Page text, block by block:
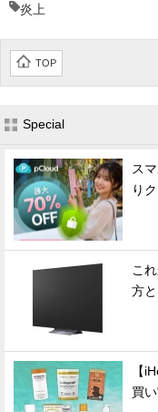
炎上
TOP
Special
ス
り
こ
方
【
買